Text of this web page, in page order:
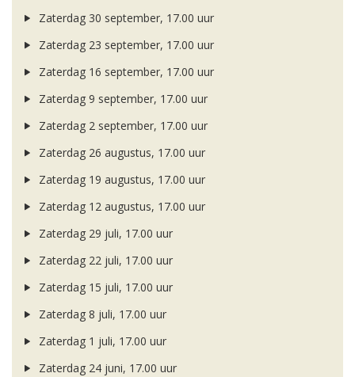
Zaterdag 30 september, 17.00 uur
Zaterdag 23 september, 17.00 uur
Zaterdag 16 september, 17.00 uur
Zaterdag 9 september, 17.00 uur
Zaterdag 2 september, 17.00 uur
Zaterdag 26 augustus, 17.00 uur
Zaterdag 19 augustus, 17.00 uur
Zaterdag 12 augustus, 17.00 uur
Zaterdag 29 juli, 17.00 uur
Zaterdag 22 juli, 17.00 uur
Zaterdag 15 juli, 17.00 uur
Zaterdag 8 juli, 17.00 uur
Zaterdag 1 juli, 17.00 uur
Zaterdag 24 juni, 17.00 uur